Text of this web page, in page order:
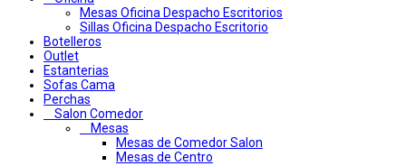
Mesas Oficina Despacho Escritorios
Sillas Oficina Despacho Escritorio
Botelleros
Outlet
Estanterias
Sofas Cama
Perchas
Salon Comedor
Mesas
Mesas de Comedor Salon
Mesas de Centro